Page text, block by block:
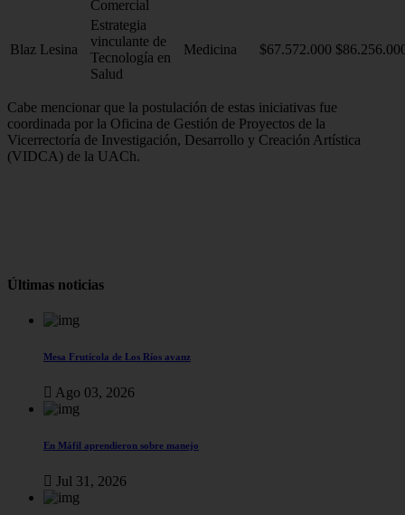
Comercial
Blaz Lesina
Estrategia
vinculante de
Tecnología en
Salud
Medicina $67.572.000
Cabe mencionar que la postulación de estas iniciativas fue
coordinada por la Oficina de Gestión de Proyectos de la
Vicerrectoría de Investigación, Desarrollo y Creación Artística
(VIDCA) de la UACh.
Últimas noticias
Mesa Frutícola de Los Ríos avanz
Ago 03, 2026
En Máfil aprendieron sobre manejo
Jul 31, 2026